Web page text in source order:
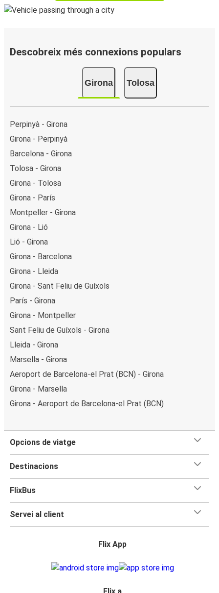
Descobreix més connexions populars
Girona Tolosa
Perpinyà - Girona
Girona - Perpinyà
Barcelona - Girona
Tolosa - Girona
Girona - Tolosa
Girona - París
Montpeller - Girona
Girona - Lió
Lió - Girona
Girona - Barcelona
Girona - Lleida
Girona - Sant Feliu de Guíxols
París - Girona
Girona - Montpeller
Sant Feliu de Guíxols - Girona
Lleida - Girona
Marsella - Girona
Aeroport de Barcelona-el Prat (BCN) - Girona
Girona - Marsella
Girona - Aeroport de Barcelona-el Prat (BCN)
Opcions de viatge
Destinacions
FlixBus
Servei al client
Flix App